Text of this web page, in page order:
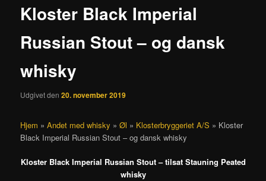
Kloster Black Imperial
Russian Stout – og dansk
whisky
Udgivet den20. november 2019
Hjem »Andet med whisky »Øl » Klosterbryggeriet A/S » Kloster
Black Imperial Russian Stout – og dansk whisky
Kloster Black Imperial Russian Stout – tilsat Stauning Peated
whisky